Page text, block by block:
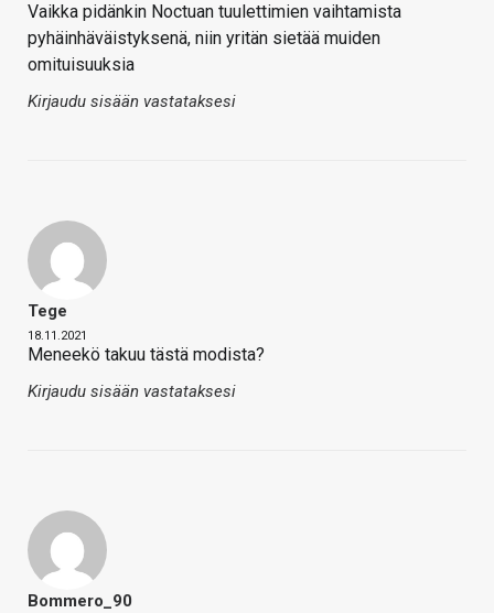
Vaikka pidänkin Noctuan tuulettimien vaihtamista
pyhäinhäväistyksenä, niin yritän sietää muiden
omituisuuksia
Kirjaudu sisään vastataksesi
Tege
18.11.2021
Meneekö takuu tästä modista?
Kirjaudu sisään vastataksesi
Bommero_90